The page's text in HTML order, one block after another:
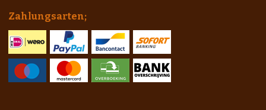
Zahlungsarten;